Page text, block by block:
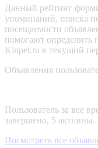
Данный рейтинг
упоминаний, поиска
посещаемости
помогают определить
Kinpet.ru в текущий
Объявления
Пользователь за все
завершено, 5 активны.
Посмотреть все